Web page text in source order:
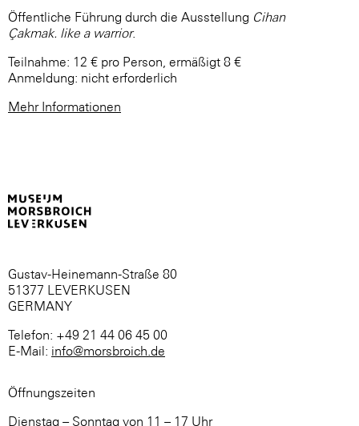
Öffentliche Führung durch die Ausstellung Cihan
Çakmak. like a warrior.
Teilnahme: 12 € pro Person, ermäßigt 8 €
Anmeldung: nicht erforderlich
Mehr Informationen
Gustav-Heinemann-Straße 80
51377 LEVERKUSEN
GERMANY
Telefon: +49 21 44 06 45 00
E-Mail: info@morsbroich.de
Öffnungszeiten
Dienstag – Sonntag von 11 – 17 Uhr